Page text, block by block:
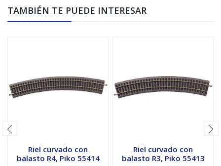
TAMBIÉN TE PUEDE INTERESAR
Riel curvado con
balasto R4, Piko 55414
Riel curvado con
balasto R3, Piko 55413